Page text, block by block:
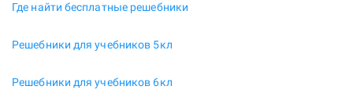
Где найти бесплатные решебники
Решебники для учебников 5кл
Решебники для учебников 6кл